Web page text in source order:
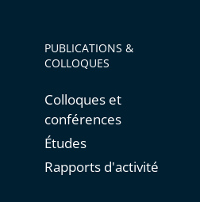
PUBLICATIONS &
COLLOQUES
Colloques et
conférences
Études
Rapports d'activité